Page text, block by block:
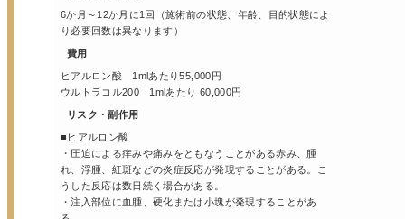
6か月～12か月に1回（施術前の状態、年齢、目的状態によ
り必要回数は異なります）
費用
ヒアルロン酸 1mlあたり55,000円
ウルトラコル200 1mlあたり 60,000円
リスク・副作用
■ヒアルロン酸
・圧迫による痒みや痛みをともなうことがある赤み、腫
れ、浮腫、紅斑などの炎症反応が発現することがある。こ
うした反応は数日続く場合がある。
・注入部位に血腫、硬化または小塊が発現することがあ